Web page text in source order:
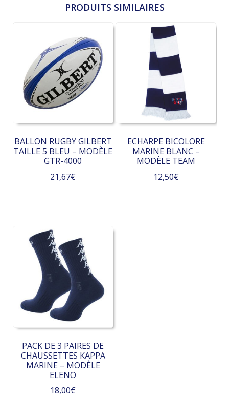
PRODUITS SIMILAIRES
BALLON RUGBY GILBERT
TAILLE 5 BLEU – MODÈLE
GTR-4000
21,67€
ECHARPE BICOLORE
MARINE BLANC –
MODÈLE TEAM
12,50€
PACK DE 3 PAIRES DE
CHAUSSETTES KAPPA
MARINE – MODÈLE
ELENO
18,00€